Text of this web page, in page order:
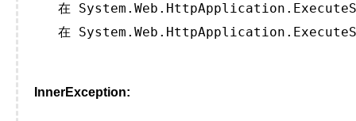
在
在
InnerException: